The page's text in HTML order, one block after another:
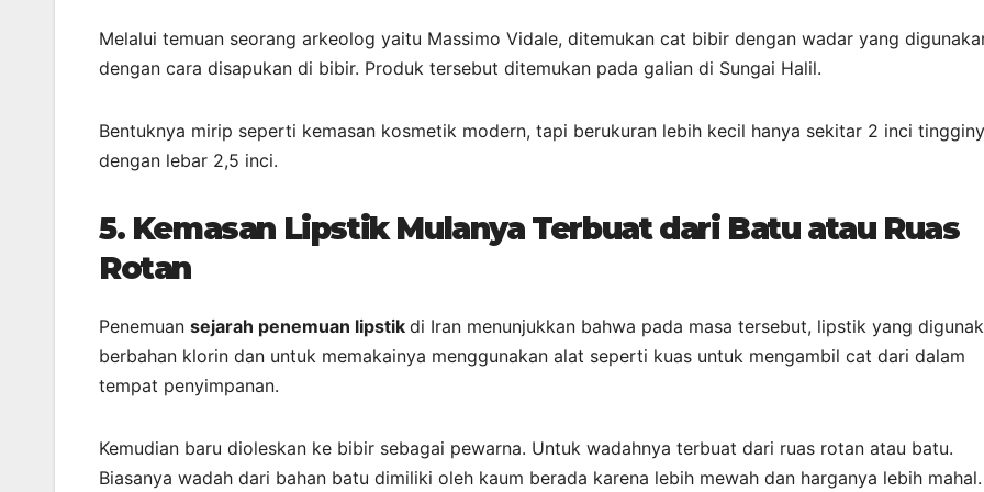
Melalui temuan seorang arkeolog yaitu Massimo Vidale, ditemukan cat bibir dengan wadar yang
dengan cara disapukan di bibir. Produk tersebut ditemukan pada galian di Sungai Halil.
Bentuknya mirip seperti kemasan kosmetik modern, tapi berukuran lebih kecil hanya sekitar 2 inci
dengan lebar 2,5 inci.
5. Kemasan Lipstik Mulanya Terbuat dari Batu atau Ruas
Rotan
Penemuan sejarah penemuan lipstik di Iran menunjukkan bahwa pada masa tersebut, lipstik yang
berbahan klorin dan untuk memakainya menggunakan alat seperti kuas untuk mengambil cat dari dalam
tempat penyimpanan.
Kemudian baru dioleskan ke bibir sebagai pewarna. Untuk wadahnya terbuat dari ruas rotan atau batu.
Biasanya wadah dari bahan batu dimiliki oleh kaum berada karena lebih mewah dan harganya lebih mahal.